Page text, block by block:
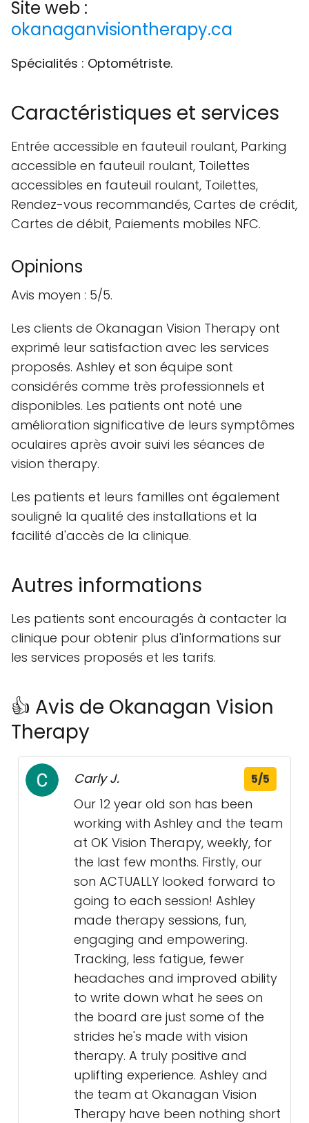
Site web :
okanaganvisiontherapy.ca
Spécialités : Optométriste.
Caractéristiques et services
Entrée accessible en fauteuil roulant, Parking
accessible en fauteuil roulant, Toilettes
accessibles en fauteuil roulant, Toilettes,
Rendez-vous recommandés, Cartes de crédit,
Cartes de débit, Paiements mobiles NFC.
Opinions
Avis moyen : 5/5.
Les clients de Okanagan Vision Therapy ont
exprimé leur satisfaction avec les services
proposés. Ashley et son équipe sont
considérés comme très professionnels et
disponibles. Les patients ont noté une
amélioration significative de leurs symptômes
oculaires après avoir suivi les séances de
vision therapy.
Les patients et leurs familles ont également
souligné la qualité des installations et la
facilité d'accès de la clinique.
Autres informations
Les patients sont encouragés à contacter la
clinique pour obtenir plus d'informations sur
les services proposés et les tarifs.
👍 Avis de Okanagan Vision
Therapy
Carly J. 5/5
Our 12 year old son has been
working with Ashley and the team
at OK Vision Therapy, weekly, for
the last few months. Firstly, our
son ACTUALLY looked forward to
going to each session! Ashley
made therapy sessions, fun,
engaging and empowering.
Tracking, less fatigue, fewer
headaches and improved ability
to write down what he sees on
the board are just some of the
strides he's made with vision
therapy. A truly positive and
uplifting experience. Ashley and
the team at Okanagan Vision
Therapy have been nothing short